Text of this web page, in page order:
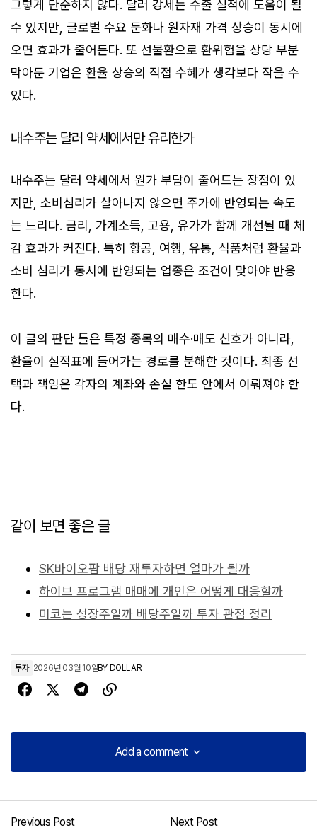
그렇게 단순하지 않다. 달러 강세는 수출 실적에 도움이 될
수 있지만, 글로벌 수요 둔화나 원자재 가격 상승이 동시에
오면 효과가 줄어든다. 또 선물환으로 환위험을 상당 부분
막아둔 기업은 환율 상승의 직접 수혜가 생각보다 작을 수
있다.
내수주는 달러 약세에서만 유리한가
내수주는 달러 약세에서 원가 부담이 줄어드는 장점이 있
지만, 소비심리가 살아나지 않으면 주가에 반영되는 속도
는 느리다. 금리, 가계소득, 고용, 유가가 함께 개선될 때 체
감 효과가 커진다. 특히 항공, 여행, 유통, 식품처럼 환율과
소비 심리가 동시에 반영되는 업종은 조건이 맞아야 반응
한다.
이 글의 판단 틀은 특정 종목의 매수·매도 신호가 아니라,
환율이 실적표에 들어가는 경로를 분해한 것이다. 최종 선
택과 책임은 각자의 계좌와 손실 한도 안에서 이뤄져야 한
다.
같이 보면 좋은 글
SK바이오팜 배당 재투자하면 얼마가 될까
하이브 프로그램 매매에 개인은 어떻게 대응할까
미코는 성장주일까 배당주일까 투자 관점 정리
투자 2026년 03월 10일BY DOLLAR
Add a comment
Add a comment
Previous Post
Next Post